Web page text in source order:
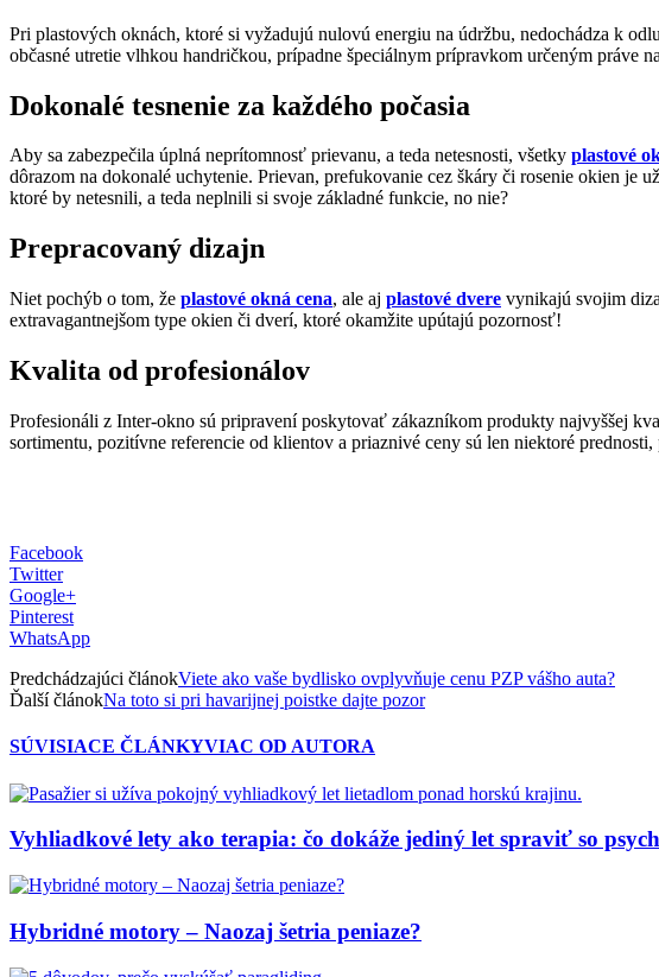
Pri plastových oknách, ktoré si vyžadujú nulovú energiu na údržbu, nedochádza k
občasné utretie vlhkou handričkou, prípadne špeciálnym prípravkom určeným práve
Dokonalé tesnenie za každého počasia
Aby sa zabezpečila úplná neprítomnosť prievanu, a teda netesnosti, všetky plastové
dôrazom na dokonalé uchytenie. Prievan, prefukovanie cez škáry či rosenie okien
ktoré by netesnili, a teda neplnili si svoje základné funkcie, no nie?
Prepracovaný dizajn
Niet pochýb o tom, že plastové okná cena, ale aj plastové dvere vynikajú svojim
extravagantnejšom type okien či dverí, ktoré okamžite upútajú pozornosť!
Kvalita od profesionálov
Profesionáli z Inter-okno sú pripravení poskytovať zákazníkom produkty najvyššej
sortimentu, pozitívne referencie od klientov a priaznivé ceny sú len niektoré
Facebook
Twitter
Google+
Pinterest
WhatsApp
Predchádzajúci článokViete ako vaše bydlisko ovplyvňuje cenu PZP vášho auta?
Ďalší článokNa toto si pri havarijnej poistke dajte pozor
SÚVISIACE ČLÁNKYVIAC OD AUTORA
Vyhliadkové lety ako terapia: čo dokáže jediný let spraviť so
Hybridné motory – Naozaj šetria peniaze?